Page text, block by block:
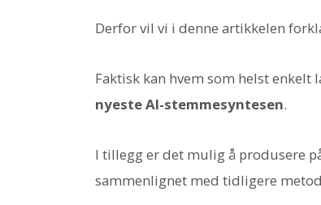
Derfor vil vi i denne artikkelen
Faktisk kan hvem som helst enkelt
nyeste AI-stemmesyntesen.
I tillegg er det mulig å produsere
sammenlignet med tidligere